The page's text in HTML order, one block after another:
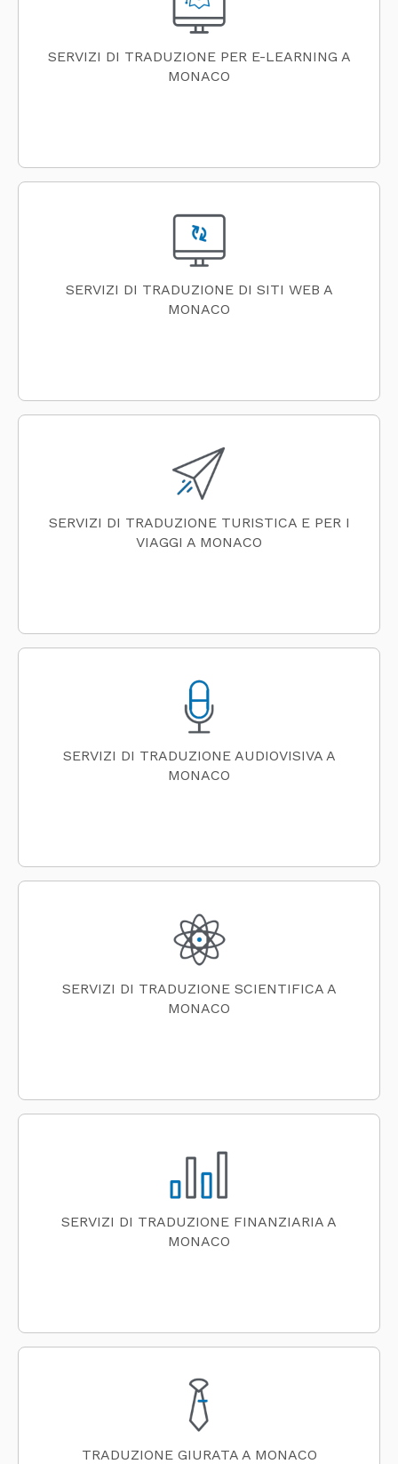
SERVIZI DI TRADUZIONE PER E-LEARNING A
MONACO
SERVIZI DI TRADUZIONE DI SITI WEB A
MONACO
SERVIZI DI TRADUZIONE TURISTICA E PER I
VIAGGI A MONACO
SERVIZI DI TRADUZIONE AUDIOVISIVA A
MONACO
SERVIZI DI TRADUZIONE SCIENTIFICA A
MONACO
SERVIZI DI TRADUZIONE FINANZIARIA A
MONACO
TRADUZIONE GIURATA A MONACO